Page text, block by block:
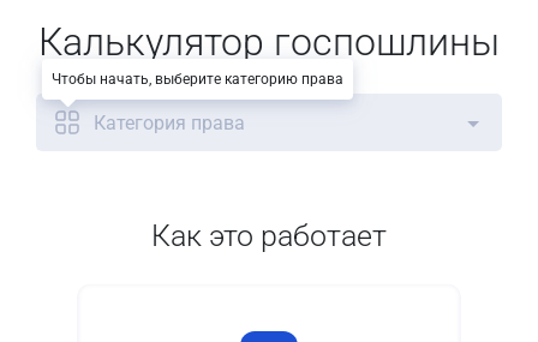
Калькулятор госпошлины
Категория права
Как это работает
Чтобы начать, выберите категорию права